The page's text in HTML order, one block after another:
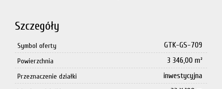
Szczegóły
Symbol oferty GTK-GS-709
Powierzchnia 3 346,00 m²
Przeznaczenie działki inwestycyjna